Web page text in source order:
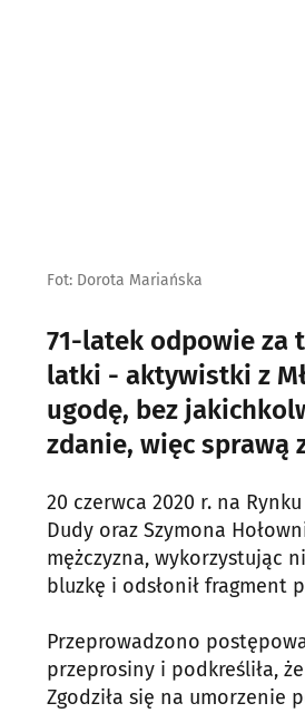
Fot: Dorota Mariańska
71-latek odpowie za
latki - aktywistki z
ugodę, bez
zdanie, więc sprawą
20 czerwca 2020 r. na
Dudy oraz Szymona
mężczyzna, wykorzystując
bluzkę i odsłonił fragment
Przeprowadzono
przeprosiny i podkreśliła,
Zgodziła się na umorzenie